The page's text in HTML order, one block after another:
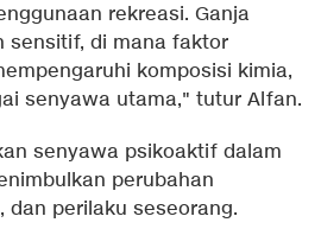
rekreasi. Ganja
sensitif, di mana faktor
komposisi kimia,
senyawa utama," tutur Alfan.
senyawa psikoaktif dalam
perubahan
dan perilaku seseorang.